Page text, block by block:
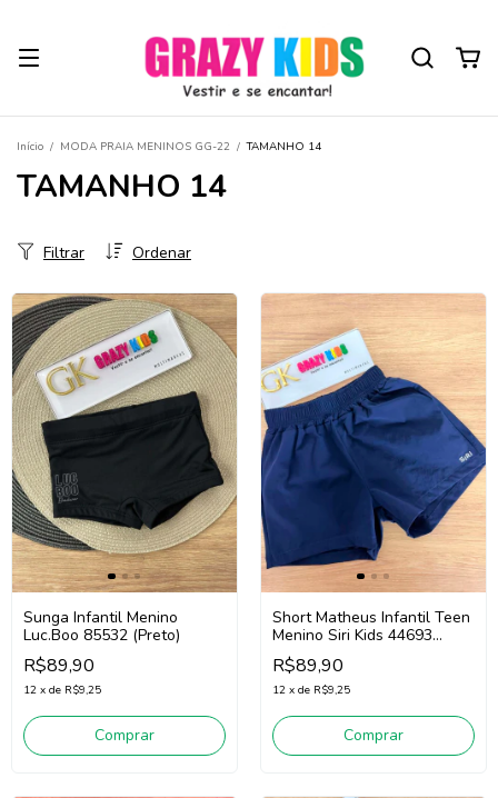
Início / MODA PRAIA MENINOS GG-22 / TAMANHO 14
TAMANHO 14
Ordenar
Filtrar
Sunga Infantil Menino
Luc.Boo 85532 (Preto)
R$89,90
12 x de R$9,25
Comprar
Short Matheus Infantil Teen
Menino Siri Kids 44693
(Marinho)
R$89,90
12 x de R$9,25
Comprar